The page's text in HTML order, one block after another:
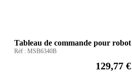
Tableau de commande pour
Réf : MSB6340B
129,77 €